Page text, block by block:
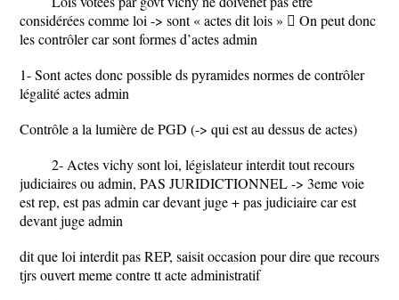
considérées comme loi -> sont « actes dit lois »  On peut donc
les contrôler car sont formes d’actes admin
1- Sont actes donc possible ds pyramides normes de contrôler
légalité actes admin
Contrôle a la lumière de PGD (-> qui est au dessus de actes)
2- Actes vichy sont loi, législateur interdit tout recours
judiciaires ou admin, PAS JURIDICTIONNEL -> 3eme voie
est rep, est pas admin car devant juge + pas judiciaire car est
devant juge admin
dit que loi interdit pas REP, saisit occasion pour dire que recours
tjrs ouvert meme contre tt acte administratif